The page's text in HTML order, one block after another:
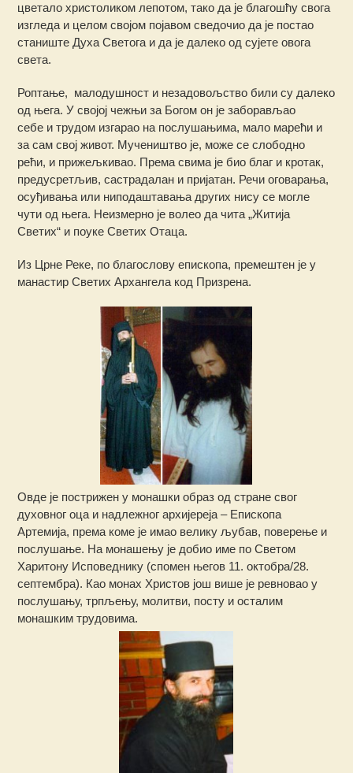
цветало христоликом лепотом, тако да је благошћу свога
изгледа и целом својом појавом сведочио да је постао
станиште Духа Светога и да је далеко од сујете овога
света.
Роптање, малодушност и незадовољство били су далеко
од њега. У својој чежњи за Богом он је заборављао
себе и трудом изгарао на послушањима, мало марећи и
за сам свој живот. Мучеништво је, може се слободно
рећи, и прижељкивао. Према свима је био благ и кротак,
предусретљив, састрадалан и пријатан. Речи оговарања,
осуђивања или ниподаштавања других нису се могле
чути од њега. Неизмерно је волео да чита „Житија
Светих“ и поуке Светих Отаца.
Из Црне Реке, по благослову епископа, премештен је у
манастир Светих Архангела код Призрена.
Овде је пострижен у монашки образ од стране свог
духовног оца и надлежног архијереја – Епископа
Артемија, према коме је имао велику љубав, поверење и
послушање. На монашењу је добио име по Светом
Харитону Исповеднику (спомен његов 11. октобра/28.
септембра). Као монах Христов још више је ревновао у
послушању, трпљењу, молитви, посту и осталим
монашким трудовима.